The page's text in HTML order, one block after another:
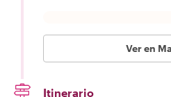
Ver en
Itinerario